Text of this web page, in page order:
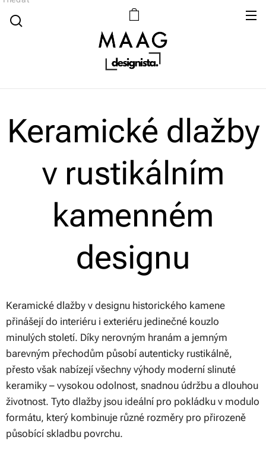
Keramické dlažby
v rustikálním
kamenném
designu
Keramické dlažby v designu historického kamene
přinášejí do interiéru i exteriéru jedinečné kouzlo
minulých století. Díky nerovným hranám a jemným
barevným přechodům působí autenticky rustikálně,
přesto však nabízejí všechny výhody moderní slinuté
keramiky – vysokou odolnost, snadnou údržbu a dlouhou
životnost. Tyto dlažby jsou ideální pro pokládku v modulo
formátu, který kombinuje různé rozměry pro přirozeně
působící skladbu povrchu.